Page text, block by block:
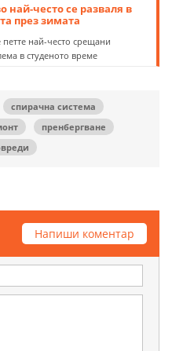
най-често се разваля в
през зимата
петте най-често срещани
в студеното време
спирачна система
пренбергване
Напиши коментар